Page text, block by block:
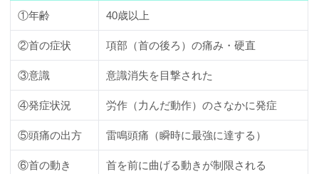
①年齢 40歳以上
②首の症状 項部（首の後ろ）の痛み・硬直
③意識 意識消失を目撃された
④発症状況 労作（力んだ動作）のさなかに発症
⑤頭痛の出方 雷鳴頭痛（瞬時に最強に達する）
⑥首の動き 首を前に曲げる動きが制限される